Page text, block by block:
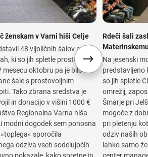
ženskam v Varni hiši Celje
48 vijoličnih šalov na 5
ki so jih spletle prostovoljke
mesecu oktobru pa je bilo
šale s prostovoljnim
Tako zbrana sredstva je
in donacijo v višini 1000 €
Regionalna Varna hiša
modni dogodek sem ponosna
sporočila
odziva vseh sodelujočih
Rdeči šali
Na jesenski
predstavljeno
so jih spletle
omrežij,
Šmarje pri
mogoče z
pri pletenju
odziv naših
lahko samo